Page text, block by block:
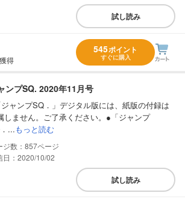
試し読み
得
545ポイント
すぐに購入
ンプSQ. 2020年11月号
ャンプSQ．」デジタル版には、紙版の付録は
しません。ご了承ください。●「ジャンプ
...もっと読む
857
日：2020/10/02
試し読み